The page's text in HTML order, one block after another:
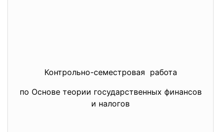
Контрольно-семестровая работа
по Основе теории государственных финансов
и налогов